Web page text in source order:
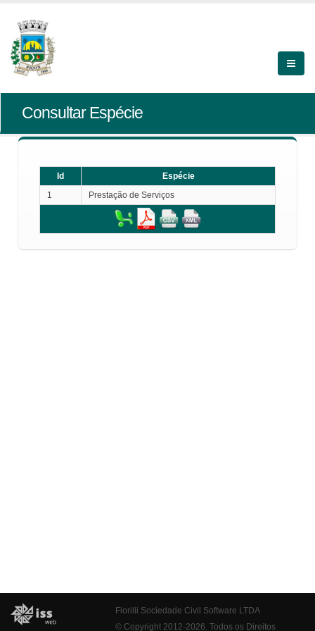
Consultar Espécie
Id
Espécie
1
Prestação de Serviços
Fiorilli Sociedade Civil Software LTDA
© Copyright 2012-2026. Todos os Direitos